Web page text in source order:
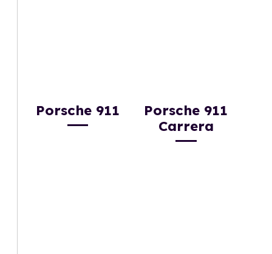
Porsche 911
Porsche 911
Carrera